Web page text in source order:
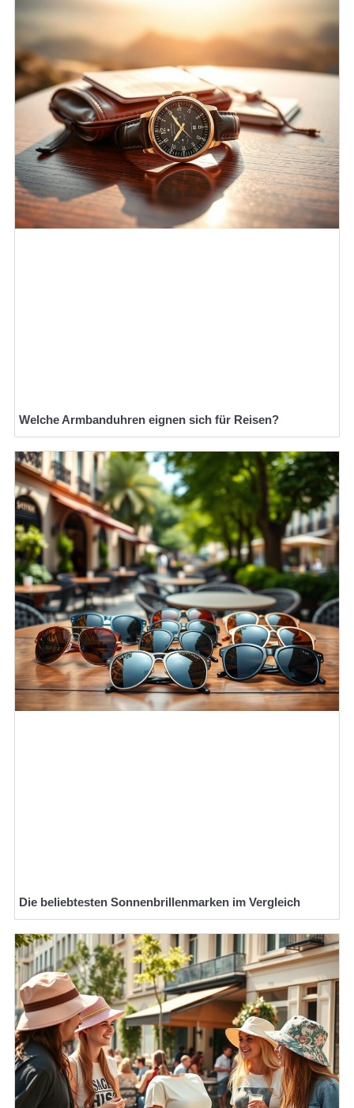
Welche Armbanduhren eignen sich für Reisen?
Die beliebtesten Sonnenbrillenmarken im Vergleich